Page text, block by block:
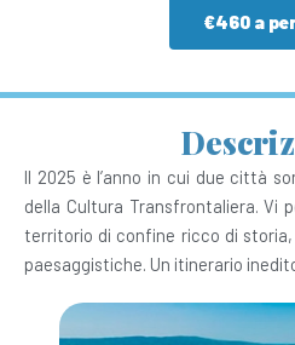
€460 a
Il 2025 è l’anno in cui due città
della Cultura Transfrontaliera. Vi
territorio di confine ricco di
paesaggistiche. Un itinerario